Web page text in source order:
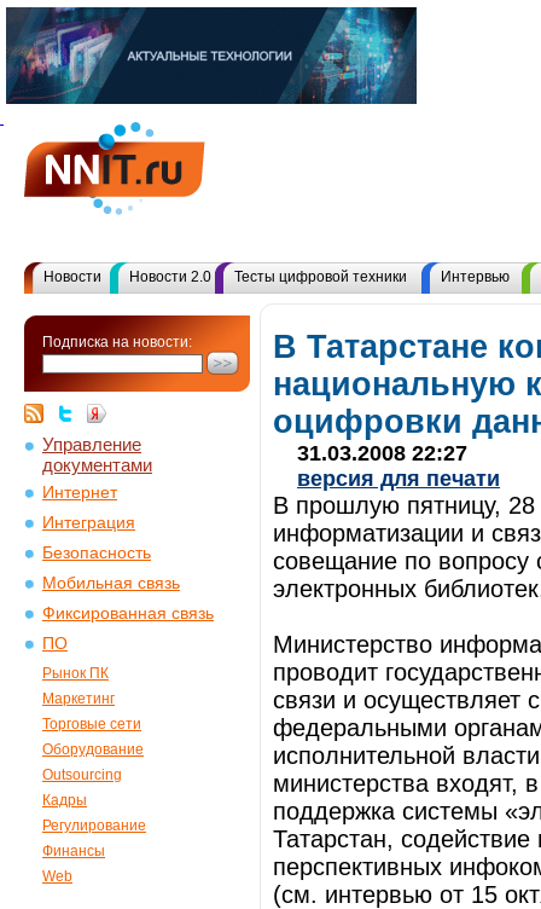
Новости Новости 2.0 Тесты цифровой техники Интервью
Подписка на новости:
Управление
документами
Интернет
Интеграция
Безопасность
Мобильная связь
Фиксированная связь
ПО
Рынок ПК
Маркетинг
Торговые сети
Оборудование
Outsourcing
Кадры
Регулирование
Финансы
Web
В Татарстане
национальную
оцифровки
31.03.2008 22:27
версия для печати
В прошлую пятницу, 28
информатизации и
совещание по вопросу
электронных
Министерство
проводит
связи и осуществляет
федеральными
исполнительной
министерства входят,
поддержка системы
Татарстан,
перспективных
(см. интервью от 15